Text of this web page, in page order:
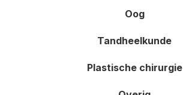
Oog
Tandheelkunde
Plastische chirurgie